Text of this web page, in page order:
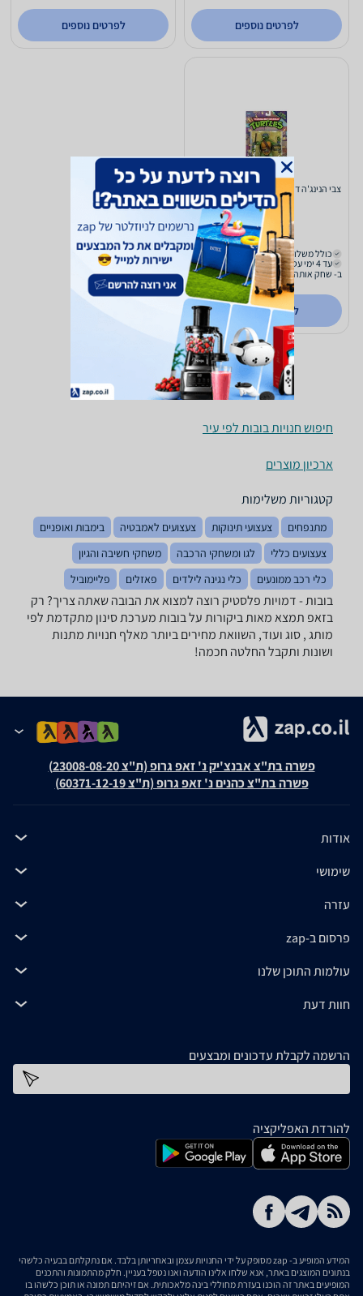
לפרטים נוספים לפרטים נוספים
TURTLES
70
₪
כולל משלוח (₪20)
עד 4 ימי עסקים
ב- שחק אותה
לפרטים נוספים
חיפוש חנויות בובות לפי עיר
ארכיון מוצרים
קטגוריות משלימות
מתנפחים צעצועי תינוקות צעצועים לאמבטיה
בימבות ואופניים
צעצועים כללי
לגו ומשחקי הרכבה
משחקי חשיבה והגיון
כלי רכב ממונעים
כלי נגינה לילדים פאזלים פליימוביל
בובות - ‏דמויות ‏פלסטיק רוצה למצוא את הבובה שאתה צריך? רק
בזאפ תמצא מאות ביקורות על בובות מערכת סינון מתקדמת לפי
מותג , סוג ועוד, השוואת מחירים ביותר מאלף חנויות מתנות
ושונות ותקבל החלטה חכמה!
פשרה בת"צ אבנצ'יק נ' זאפ גרופ (ת"צ 23008-08-20)
פשרה בת"צ כהנים נ' זאפ גרופ (ת"צ 60371-12-19)
אודות
שימושי
עזרה
פרסום ב-zap
עולמות התוכן שלנו
חוות דעת
הרשמה לקבלת עדכונים ומבצעים
להורדת האפליקציה
המידע המופיע ב- zap מסופק על ידי החנויות עצמן ובאחריותן בלבד. אם נתקלתם בבעיה כלשהי
בנתונים המוצגים באתר, אנא שלחו אלינו הודעה ואנו נטפל בעניין. חלק מהתמונות והתכנים
המופיעים באתר זה הוכנו בעזרת מחוללי בינה מלאכותית. אם זיהיתם תמונה או תוכן כלשהו בו